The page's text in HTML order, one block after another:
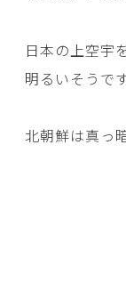
日本の上空宇
明るいそうです
北朝鮮は真っ